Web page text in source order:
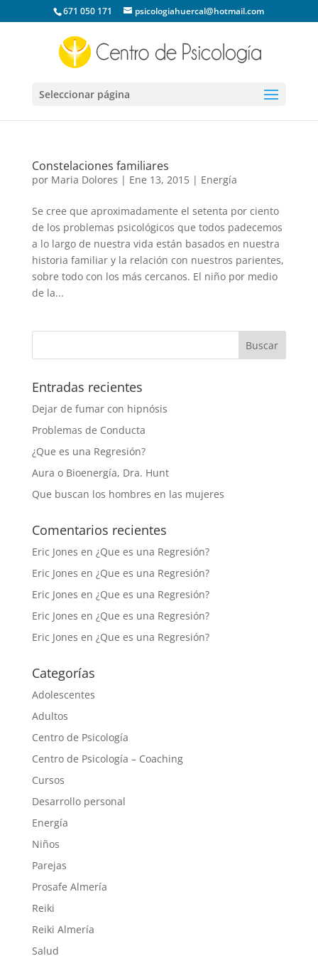
671 050 171 psicologiahuercal@hotmail.com
Seleccionar página
Constelaciones familiares
por Maria Dolores | Ene 13, 2015| Energía
Se cree que aproximadamente el setenta por ciento
de los problemas psicológicos que todos padecemos
a lo largo de nuestra vida están basados en nuestra
historia familiar y la relación con nuestros parientes,
sobre todo con los más cercanos. El niño por medio
de la...
Entradas recientes
Dejar de fumar con hipnósis
Problemas de Conducta
¿Que es una Regresión?
Aura o Bioenergía, Dra. Hunt
Que buscan los hombres en las mujeres
Comentarios recientes
Eric Jones en ¿Que es una Regresión?
Eric Jones en ¿Que es una Regresión?
Eric Jones en ¿Que es una Regresión?
Eric Jones en ¿Que es una Regresión?
Eric Jones en ¿Que es una Regresión?
Categorías
Adolescentes
Adultos
Centro de Psicología
Centro de Psicología – Coaching
Cursos
Desarrollo personal
Energía
Niños
Parejas
Prosafe Almería
Reiki
Reiki Almería
Salud